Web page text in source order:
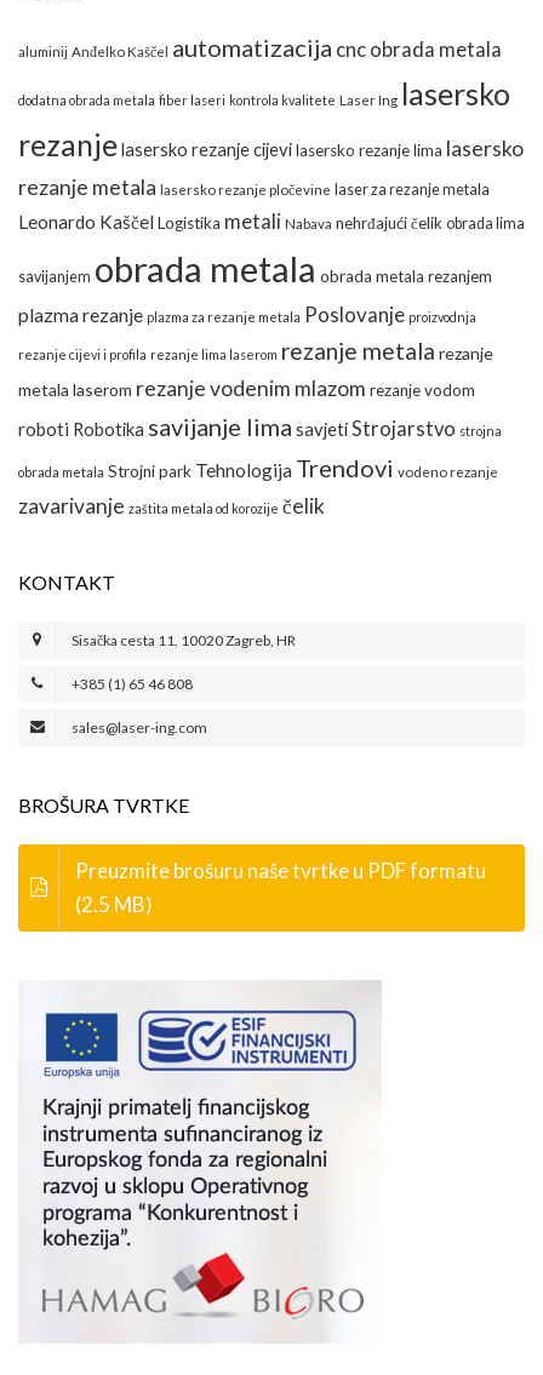
aluminij Anđelko Kaščel automatizacija cnc obrada metala
dodatna obrada metala fiber laseri kontrola kvalitete Laser Ing lasersko
rezanjelasersko rezanje cijevilasersko rezanje lima lasersko
rezanje metala lasersko rezanje pločevine laser za rezanje metala
Leonardo Kaščel Logistika metali Nabava nehrđajući čelik obrada lima
savijanjem obrada metala obrada metala rezanjem
plazma rezanje plazma za rezanje metala Poslovanje proizvodnja
rezanje cijevi i profila rezanje lima laserom rezanje metala rezanje
metala laserom rezanje vodenim mlazom rezanje vodom
roboti Robotika savijanje lima savjetiStrojarstvo strojna
obrada metala Strojni park Tehnologija Trendovi vodeno rezanje
zavarivanje zaštita metala od korozije čelik
KONTAKT
Sisačka cesta 11, 10020 Zagreb, HR
+385 (1) 65 46 808
sales@laser-ing.com
BROŠURA TVRTKE
Preuzmite brošuru naše tvrtke u PDF formatu
(2.5 MB)